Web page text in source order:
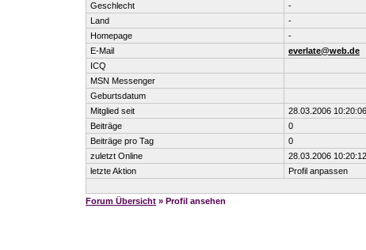
Geschlecht
-
Land
-
Homepage
-
E-Mail
everlate@web.de
ICQ
MSN Messenger
Geburtsdatum
Mitglied seit
28.03.2006 10:20:06
Beiträge
0
Beiträge pro Tag
0
zuletzt Online
28.03.2006 10:20:12
letzte Aktion
Profil anpassen
Forum Übersicht » Profil ansehen